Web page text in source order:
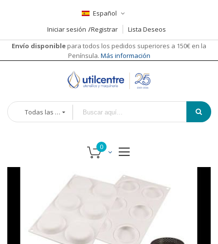
Español
Iniciar sesión
Registrar
Lista Deseos
Envío disponible para todos los pedidos superiores a 150€ en la
Península. Más información
Todas las categorías